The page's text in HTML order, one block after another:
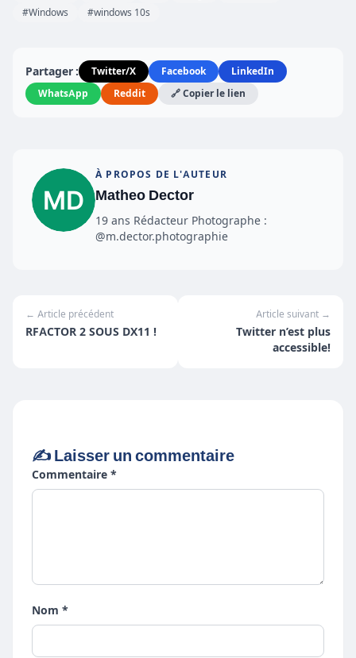
#Windows
#windows 10s
Partager : Twitter/X Facebook
LinkedIn
WhatsApp
Reddit 🔗 Copier le lien
À PROPOS DE L'AUTEUR
Matheo Dector
19 ans Rédacteur Photographe :
@m.dector.photographie
← Article précédent
RFACTOR 2 SOUS DX11 !
Article suivant →
Twitter n’est plus
accessible!
✍️ Laisser un commentaire
Commentaire *
Nom *